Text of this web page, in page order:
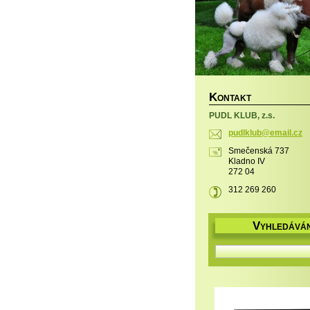
KONTAKT
PUDL KLUB, z.s.
pudlklub@email.cz
Smečenská 737
Kladno IV
272 04
312 269 260
V